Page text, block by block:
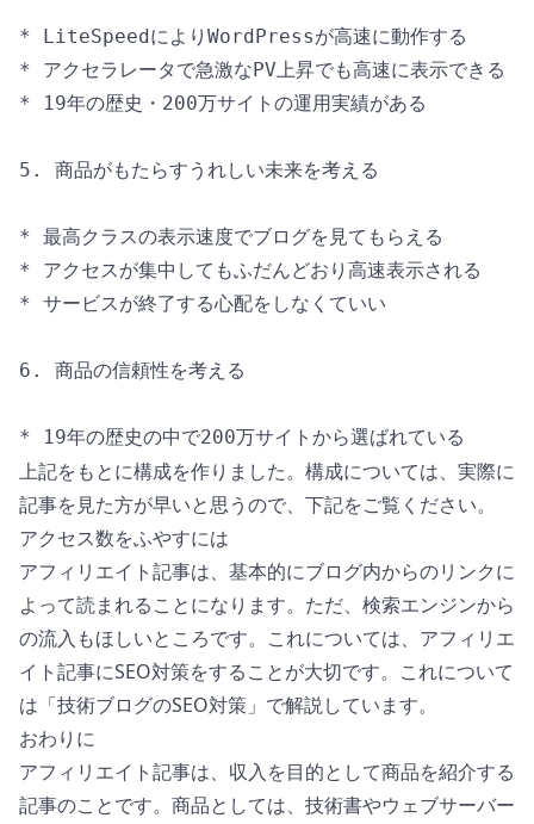
* LiteSpeedによりWordPressが高速に動作する
* アクセラレータで急激なPV上昇でも高速に表示できる
* 19年の歴史・200万サイトの運用実績がある
5. 商品がもたらすうれしい未来を考える
* 最高クラスの表示速度でブログを見てもらえる
* アクセスが集中してもふだんどおり高速表示される
* サービスが終了する心配をしなくていい
6. 商品の信頼性を考える
上記をもとに構成を作りました。構成については、実際に
記事を見た方が早いと思うので、下記をご覧ください。
アクセス数をふやすには
アフィリエイト記事は、基本的にブログ内からのリンクに
よって読まれることになります。ただ、検索エンジンから
の流入もほしいところです。これについては、アフィリエ
イト記事にSEO対策をすることが大切です。これについて
は「技術ブログのSEO対策 」で解説しています。
おわりに
アフィリエイト記事は、収入を目的として商品を紹介する
記事のことです。商品としては、技術書やウェブサーバー